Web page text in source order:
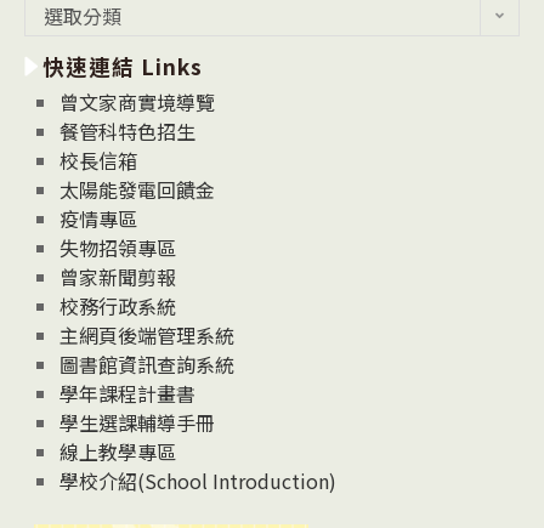
消
息
News
選取分類
快速連結 Links
曾文家商實境導覽
餐管科特色招生
校長信箱
太陽能發電回饋金
疫情專區
失物招領專區
曾家新聞剪報
校務行政系統
主網頁後端管理系統
圖書館資訊查詢系統
學年課程計畫書
學生選課輔導手冊
線上教學專區
學校介紹(School Introduction)